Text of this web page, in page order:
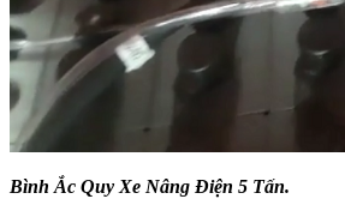
Bình Ắc Quy Xe Nâng Điện 5 Tấn.